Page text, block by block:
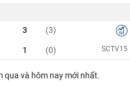
3 (3)
1 (0) SCTV15
qua và hôm nay mới nhất.